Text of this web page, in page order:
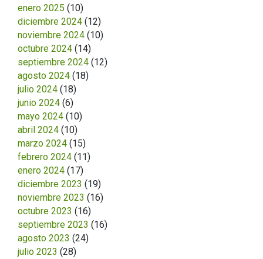
enero 2025 (10)
diciembre 2024 (12)
noviembre 2024 (10)
octubre 2024 (14)
septiembre 2024 (12)
agosto 2024 (18)
julio 2024 (18)
junio 2024 (6)
mayo 2024 (10)
abril 2024 (10)
marzo 2024 (15)
febrero 2024 (11)
enero 2024 (17)
diciembre 2023 (19)
noviembre 2023 (16)
octubre 2023 (16)
septiembre 2023 (16)
agosto 2023 (24)
julio 2023 (28)